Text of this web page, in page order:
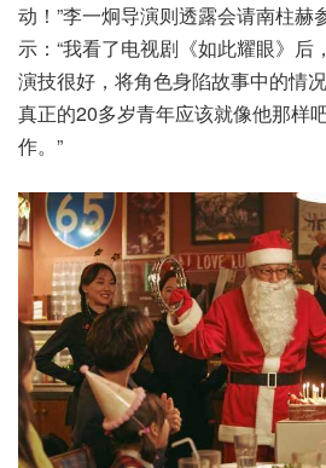
动！”李一炯导演则透露会请南柱赫
示：“我看了电视剧《如此耀眼》后
演技很好，将角色身陷故事中的情
真正的20多岁青年应该就像他那样
作。”